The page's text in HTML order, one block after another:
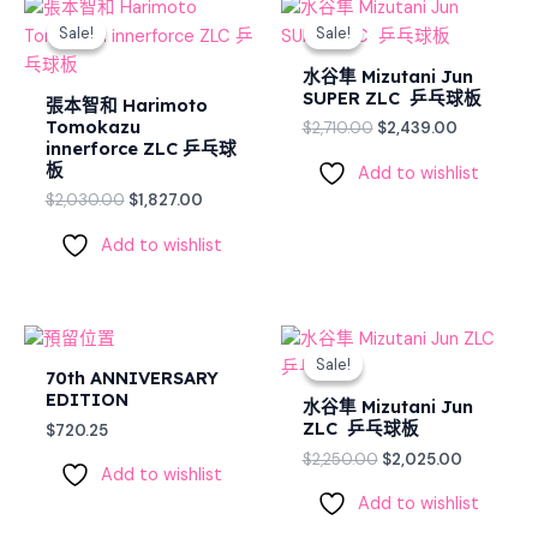
Sale!
Sale!
張本智和 Harimoto
Tomokazu
innerforce ZLC 乒乓球
板
$2,030.00
was:
$1,827.00
price
is:
Add to wishlist
Sale!
Sale!
水谷隼 Mizutani Jun
SUPER ZLC 乒乓球板
$2,710.00
price
was:
$2,710.00.
$2,439.00
Add to wishlist
70th ANNIVERSARY
EDITION
$720.25
Add to wishlist
Sale!
Sale!
水谷隼 Mizutani Jun
ZLC 乒乓球板
$2,250.00
Original
$2,250.00.
$2,025.00
Current
Add to wishlist